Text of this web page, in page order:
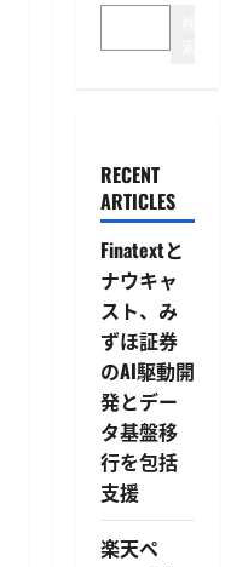
RECENT
ARTICLES
Finatextと
ナウキャ
スト、み
ずほ証券
のAI駆動開
発とデー
タ基盤移
行を包括
支援
楽天ペ